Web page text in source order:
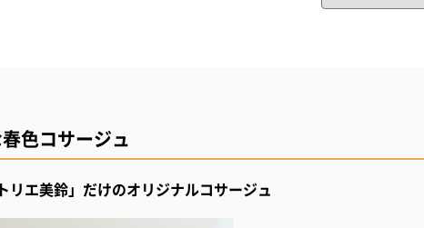
色コサージュ
リエ美鈴」だけのオリジナルコサージュ